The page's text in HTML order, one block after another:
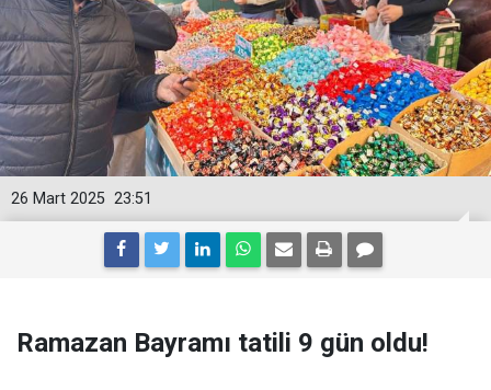
23:51
26 Mart 2025
Ramazan Bayramı tatili 9 gün oldu!